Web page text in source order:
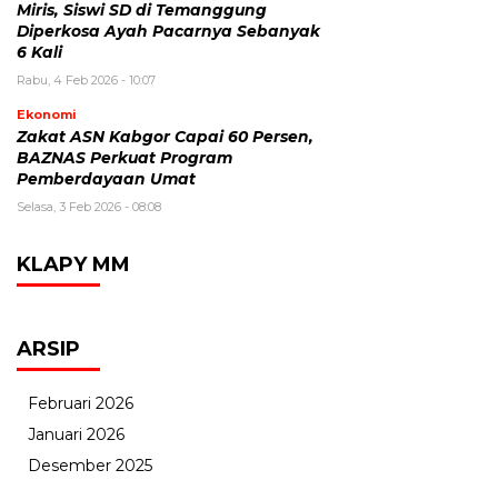
Miris, Siswi SD di Temanggung
Diperkosa Ayah Pacarnya Sebanyak
6 Kali
Rabu, 4 Feb 2026 - 10:07
Ekonomi
Zakat ASN Kabgor Capai 60 Persen,
BAZNAS Perkuat Program
Pemberdayaan Umat
Selasa, 3 Feb 2026 - 08:08
KLAPY MM
ARSIP
Februari 2026
Januari 2026
Desember 2025